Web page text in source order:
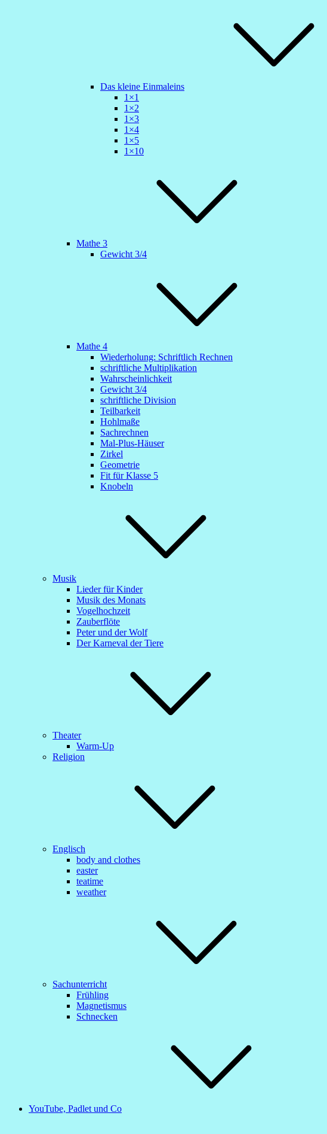
Das kleine Einmaleins
1×1
1×2
1×3
1×4
1×5
1×10
Mathe 3
Gewicht 3/4
Mathe 4
Wiederholung: Schriftlich Rechnen
schriftliche Multiplikation
Wahrscheinlichkeit
Gewicht 3/4
schriftliche Division
Teilbarkeit
Hohlmaße
Sachrechnen
Mal-Plus-Häuser
Zirkel
Geometrie
Fit für Klasse 5
Knobeln
Musik
Lieder für Kinder
Musik des Monats
Vogelhochzeit
Zauberflöte
Peter und der Wolf
Der Karneval der Tiere
Theater
Warm-Up
Religion
Englisch
body and clothes
easter
teatime
weather
Sachunterricht
Frühling
Magnetismus
Schnecken
YouTube, Padlet und Co